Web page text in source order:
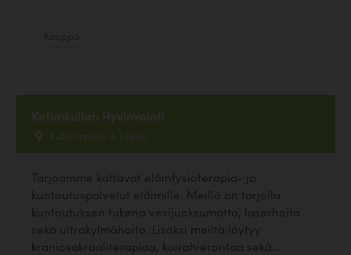
Ketunkullan Hyvinvointi
Kulkurinmäki 4, Espoo
Tarjoamme kattavat eläinfysioterapia- ja
kuntoutuspalvelut eläimille. Meillä on tarjolla
kuntoutuksen tukena vesijuoksumatto, laserhoito
sekä ultrakylmähoito. Lisäksi meiltä löytyy
kraniosakraaliterapiaa, koirahierontaa sekä...